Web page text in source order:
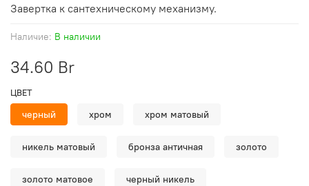
Наличие: В наличии
34.60 Br
ЦВЕТ
черный хром хром матовый
никель матовый бронза античная золото
золото матовое черный никель
Завертка к сантехническому механизму.